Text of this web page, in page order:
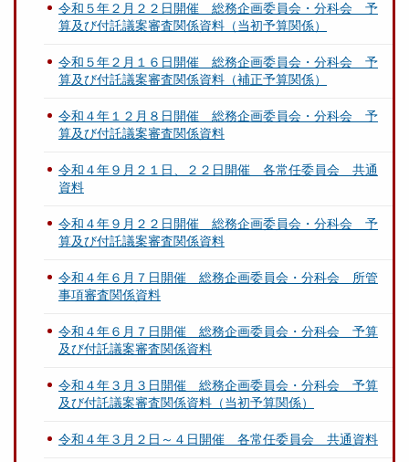
令和５年２月２２日開催 総務企画委員会・分科会 予
算及び付託議案審査関係資料（当初予算関係）
令和５年２月１６日開催 総務企画委員会・分科会 予
算及び付託議案審査関係資料（補正予算関係）
令和４年１２月８日開催 総務企画委員会・分科会 予
算及び付託議案審査関係資料
令和４年９月２１日、２２日開催 各常任委員会 共通
資料
令和４年９月２２日開催 総務企画委員会・分科会 予
算及び付託議案審査関係資料
令和４年６月７日開催 総務企画委員会・分科会 所管
事項審査関係資料
令和４年６月７日開催 総務企画委員会・分科会 予算
及び付託議案審査関係資料
令和４年３月３日開催 総務企画委員会・分科会 予算
及び付託議案審査関係資料（当初予算関係）
令和４年３月２日～４日開催 各常任委員会 共通資料